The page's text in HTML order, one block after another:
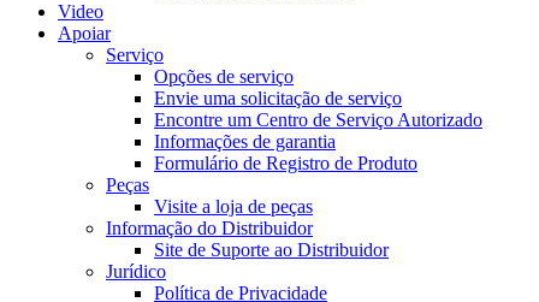
Video
Apoiar
Serviço
Opções de serviço
Envie uma solicitação de serviço
Encontre um Centro de Serviço Autorizado
Informações de garantia
Formulário de Registro de Produto
Peças
Visite a loja de peças
Informação do Distribuidor
Site de Suporte ao Distribuidor
Jurídico
Política de Privacidade